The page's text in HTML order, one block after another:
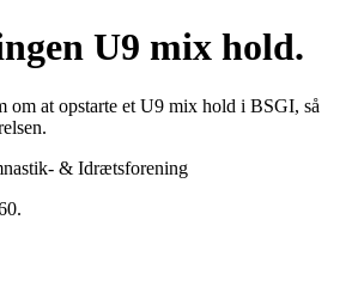
U9 mix hold.
om at opstarte et U9 mix hold i BSGI, så
& Idrætsforening